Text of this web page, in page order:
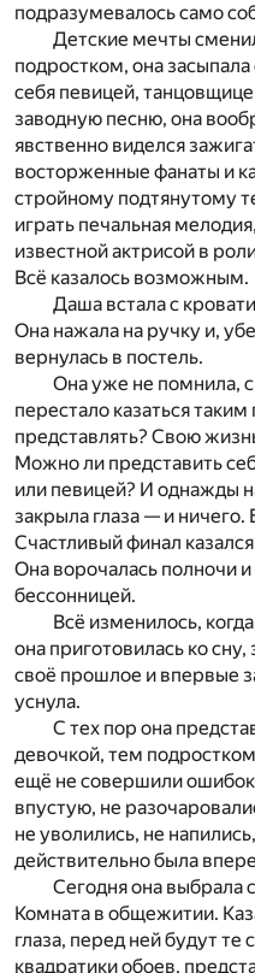
подразумевалось само
Детские мечты
подростком, она
себя певицей,
заводную песню, она
явственно виделся
восторженные фанаты и
стройному подтянутому
играть печальная
известной актрисой в
Всё казалось возможным.
Даша встала с
Она нажала на ручку и,
вернулась в постель.
Она уже не помнила,
перестало казаться
представлять? Свою
Можно ли представить
или певицей? И однажды
закрыла глаза — и
Счастливый финал
Она ворочалась полночи
бессонницей.
Всё изменилось,
она приготовилась ко
своё прошлое и впервые
уснула.
С тех пор она
девочкой, тем
ещё не совершили
впустую, не
не уволились, не
действительно была
Сегодня она выбрала
Комната в общежитии.
глаза, перед ней будут
квадратики обоев,